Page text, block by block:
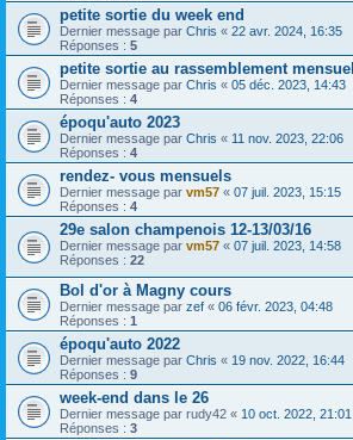
petite sortie du week end
Dernier message par Chris « 22 avr. 2024, 16:35
Réponses : 5
petite sortie au rassemblement
Dernier message par Chris « 05 déc. 2023, 14:43
Réponses : 4
époqu'auto 2023
Dernier message par Chris « 11 nov. 2023, 22:06
Réponses : 4
rendez- vous mensuels
Dernier message par vm57 « 07 juil. 2023, 15:15
Réponses : 4
29e salon champenois 12-13/03/16
Dernier message par vm57 « 07 juil. 2023, 14:58
Réponses : 22
Bol d'or à Magny cours
Dernier message par zef « 06 févr. 2023, 04:48
Réponses : 1
époqu'auto 2022
Dernier message par Chris « 19 nov. 2022, 16:44
Réponses : 9
week-end dans le 26
Dernier message par rudy42 « 10 oct. 2022, 21:01
Réponses : 3